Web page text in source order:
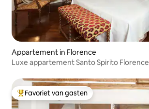
Appartement in Florence
Luxe appartement Santo Spirito Florence
Topfavoriet van gasten
Favoriet van gasten